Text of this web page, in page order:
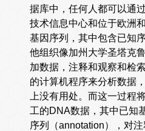
据库中，任何人都可以通
技术信息中心和位于欧洲
基因序列，其中包含已知
他组织像加州大学圣塔克
加数据，注释和观察和检
的计算机程序来分析数据
上没有用处。而这一过程
工的DNA数据，其中已知
序列（annotation），对